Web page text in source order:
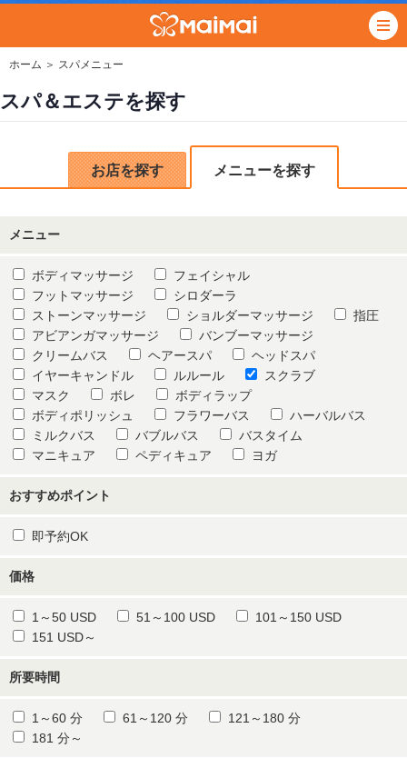
ホーム ＞ スパメニュー
スパ＆エステを探す
お店を探す メニューを探す
メニュー
ボディマッサージ
フェイシャル
フットマッサージ
シロダーラ
ストーンマッサージ
ショルダーマッサージ
指圧
アビアンガマッサージ
バンブーマッサージ
クリームバス
ヘアースパ
ヘッドスパ
イヤーキャンドル
ルルール
スクラブ
マスク
ボレ
ボディラップ
ボディポリッシュ
フラワーバス
ハーバルバス
ミルクバス
バブルバス
バスタイム
マニキュア
ペディキュア ヨガ
おすすめポイント
即予約OK
価格
1～50 USD 51～100 USD
101～150 USD
151 USD～
所要時間
1～60 分 61～120 分
121～180 分
181 分～